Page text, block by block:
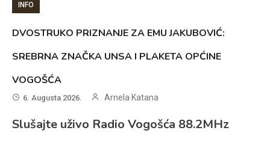
INFO
DVOSTRUKO PRIZNANJE ZA EMU JAKUBOVIĆ:
SREBRNA ZNAČKA UNSA I PLAKETA OPĆINE
VOGOŠĆA
6. Augusta 2026. Arnela Katana
Slušajte uživo Radio Vogošća 88.2MHz